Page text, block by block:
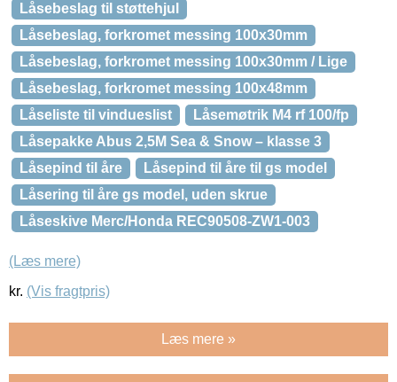
Låsebeslag til støttehjul
Låsebeslag, forkromet messing 100x30mm
Låsebeslag, forkromet messing 100x30mm / Lige
Låsebeslag, forkromet messing 100x48mm
Låseliste til vindueslist
Låsemøtrik M4 rf 100/fp
Låsepakke Abus 2,5M Sea & Snow – klasse 3
Låsepind til åre
Låsepind til åre til gs model
Låsering til åre gs model, uden skrue
Låseskive Merc/Honda REC90508-ZW1-003
(Læs mere)
kr. (Vis fragtpris)
Læs mere »